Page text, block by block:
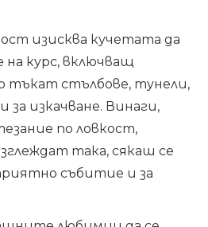
изисква кучетата да
курс, включващ
тъкат стълбове, тунели,
за изкачване. Винаги,
по ловкост,
така, сякаш се
събитие и за